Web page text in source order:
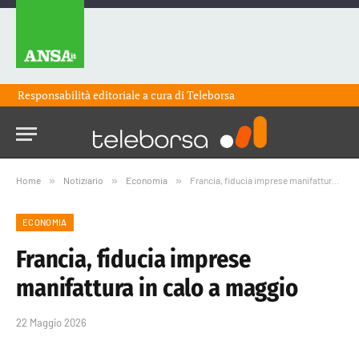
Responsabilità editoriale a cura diTeleborsa
Home » Notiziario » Economia » Francia, fiducia imprese manifattura in calo a maggio
ECONOMIA
Francia, fiducia imprese
manifattura in calo a maggio
22 Maggio 2026